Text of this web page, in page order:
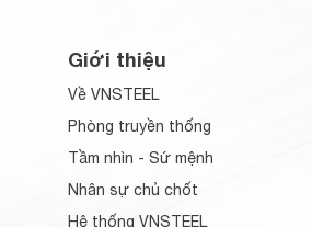
Giới thiệu
Về VNSTEEL
Phòng truyền thống
Tầm nhìn - Sứ mệnh
Nhân sự chủ chốt
Hệ thống VNSTEEL